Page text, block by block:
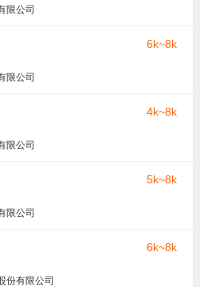
限公司
限公司
6k~8k
限公司
4k~8k
限公司
5k~8k
份有限公司
6k~8k